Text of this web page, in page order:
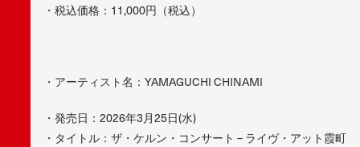
・税込価格：11,000円（税込）
・アーティスト名：YAMAGUCHI CHINAMI
・発売日：2026年3月25日(水)
・タイトル：ザ・ケルン・コンサート – ライヴ・アット霞町